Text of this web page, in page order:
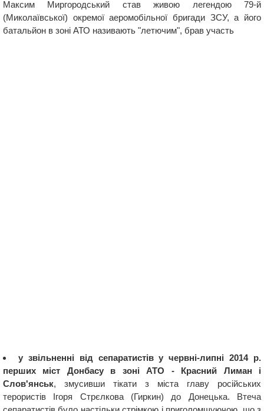
Максим Миргородський став живою легендою 79-й
(Миколаївської) окремої аеромобільної бригади ЗСУ, а його
батальйон в зоні АТО називають "летючим", брав участь
у звільненні від сепаратистів у червні-липні 2014 р.
перших міст Донбасу в зоні АТО - Красний Лиман і
Слов'янськ, змусивши тікати з міста главу російських
терористів Ігоря Стрєлкова (Гиркин) до Донецька. Втеча